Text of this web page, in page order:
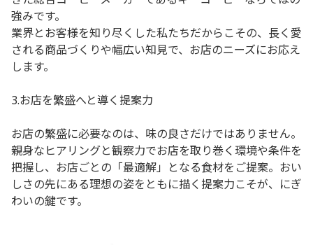
強みです。
業界とお客様を知り尽くした私たちだからこその、長く愛
される商品づくりや幅広い知見で、お店のニーズにお応え
します。
3.お店を繁盛へと導く提案力
お店の繁盛に必要なのは、味の良さだけではありません。
親身なヒアリングと観察力でお店を取り巻く環境や条件を
把握し、お店ごとの「最適解」となる食材をご提案。おい
しさの先にある理想の姿をともに描く提案力こそが、にぎ
わいの鍵です。